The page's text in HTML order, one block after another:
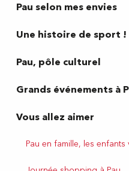
Pau selon mes envies
Une histoire de sport !
Pau, pôle culturel
Grands événements à
Vous allez aimer
Pau en famille, les
05 10▒▒
nous
pau.fr